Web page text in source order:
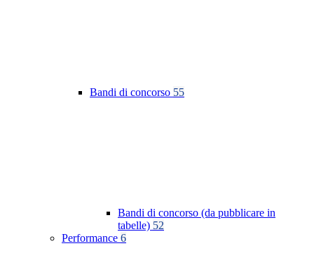
Bandi di concorso 55
Bandi di concorso (da pubblicare in
tabelle) 52
Performance 6